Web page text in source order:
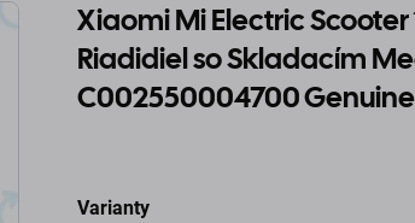
Xiaomi Mi Electric Scooter
Riadidiel so Skladacím
C002550004700
Varianty